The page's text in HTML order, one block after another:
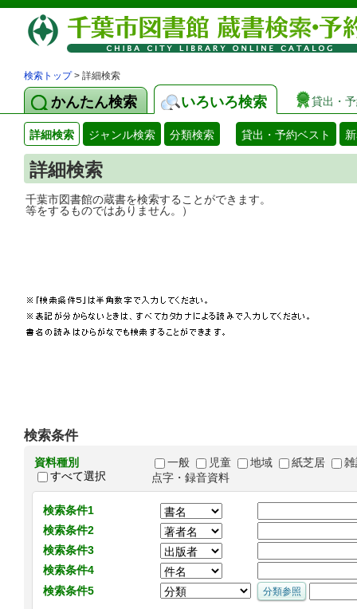
検索トップ> 詳細検索
かんたん検索 いろいろ検索 貸出・
詳細検索 ジャンル検索 分類検索 貸出・予約ベスト
詳細検索
千葉市図書館の蔵書を検索することがで
等をするものではありません。）
検索条件
資料種別
すべて選択
一般 児童 地域 紙芝居
点字・録音資料
検索条件1
検索条件2
検索条件3
検索条件4
検索条件5